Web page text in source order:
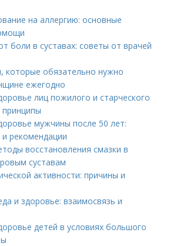
на аллергию: основные
боли в суставах: советы от врачей
которые обязательно нужно
ежегодно
лиц пожилого и старческого
принципы
мужчины после 50 лет:
рекомендации
восстановления смазки в
суставам
активности: причины и
и здоровье: взаимосвязь и
детей в условиях большого